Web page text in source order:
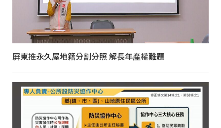
屏東推永久屋地籍分割分照 解長年產權難題